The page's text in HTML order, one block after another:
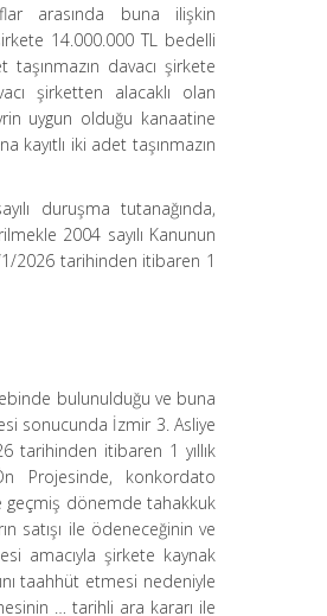
arasında buna ilişkin
14.000.000 TL bedelli
davacı şirkete
şirketten alacaklı olan
uygun olduğu kanaatine
kayıtlı iki adet taşınmazın
duruşma tutanağında,
2004 sayılı Kanunun
2026 tarihinden itibaren 1
bulunulduğu ve buna
sonucunda İzmir 3. Asliye
tarihinden itibaren 1 yıllık
Projesinde, konkordato
geçmiş dönemde tahakkuk
satışı ile ödeneceğinin ve
amacıyla şirkete kaynak
taahhüt etmesi nedeniyle
… tarihli ara kararı ile